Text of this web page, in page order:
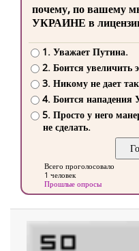
почему, по вашему
УКРАИНЕ в лицензии
1. Уважает Путина.
2. Боится увеличить
3. Никому не дает
4. Боится
5. Просто у него
не сделать.
Всего проголосовало
1 человек
Прошлые опросы